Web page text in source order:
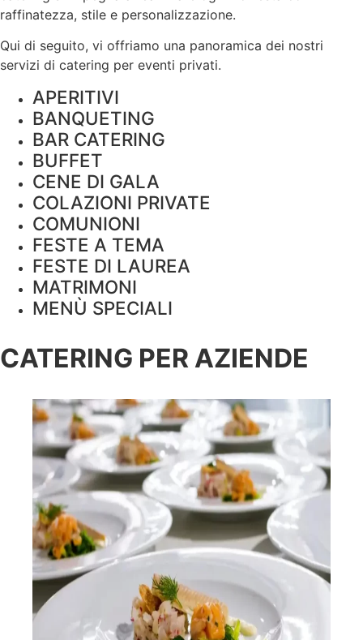
raffinatezza, stile e personalizzazione.
Qui di seguito, vi offriamo una panoramica dei nostri
servizi di catering per eventi privati.
APERITIVI
BANQUETING
BAR CATERING
BUFFET
CENE DI GALA
COLAZIONI PRIVATE
COMUNIONI
FESTE A TEMA
FESTE DI LAUREA
MATRIMONI
MENÙ SPECIALI
CATERING PER AZIENDE